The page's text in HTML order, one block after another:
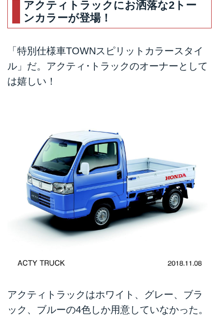
アクティトラックにお洒落な2トー
ンカラーが登場！
「特別仕様車TOWNスピリットカラースタイ
ル」だ。アクティ･トラックのオーナーとして
は嬉しい！
アクティトラックはホワイト、グレー、ブラ
ック、ブルーの4色しか用意していなかった。